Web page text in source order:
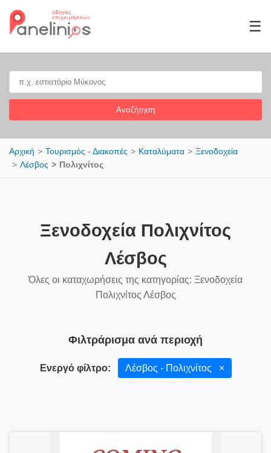
☰
Αναζήτηση
Αρχική Τουρισμός - Διακοπές Καταλύματα
Ξενοδοχεία
Λέσβος
Πολιχνίτος
Ξενοδοχεία Πολιχνίτος
Λέσβος
Όλες οι καταχωρήσεις της κατηγορίας: Ξενοδοχεία
Πολιχνίτος Λέσβος
Φιλτράρισμα ανά περιοχή
Ενεργό φίλτρο: Λέσβος - Πολιχνίτος ×